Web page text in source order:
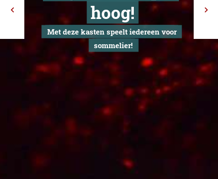
Wijnkelder
hoog!
Met deze kasten speelt